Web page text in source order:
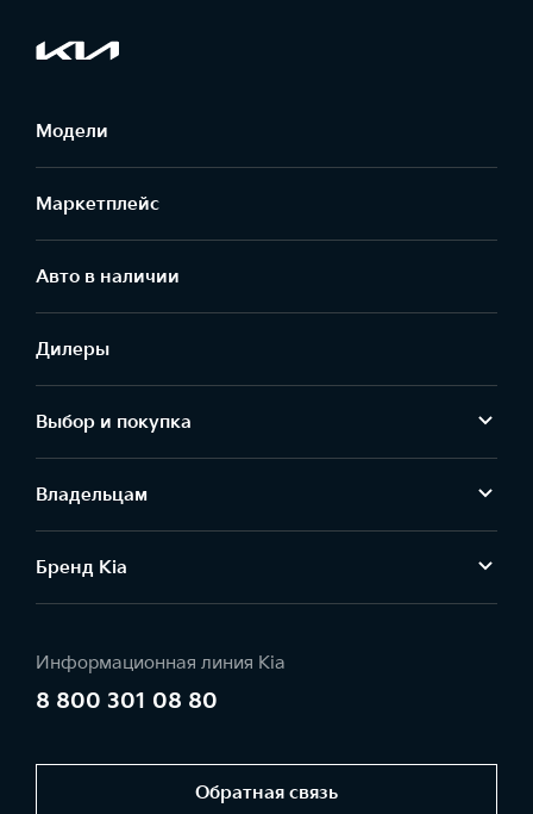
Модели
Маркетплейс
Aвто в наличии
Дилеры
Выбор и покупка
Владельцам
Бренд Kia
Информационная линия Kia
8 800 301 08 80
Обратная связь